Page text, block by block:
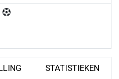
STATISTIEKEN